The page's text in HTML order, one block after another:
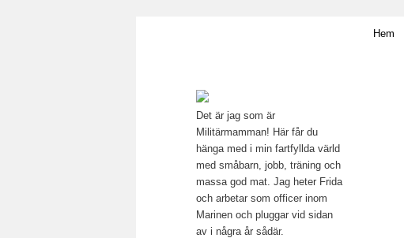
Mamma, militär och märkbart obekväm
Hem
Det är jag som är
Militärmamman! Här får du
hänga med i min fartfyllda värld
med småbarn, jobb, träning och
massa god mat. Jag heter Frida
och arbetar som officer inom
Marinen och pluggar vid sidan
av i några år sådär.